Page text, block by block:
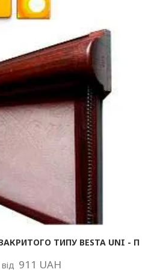
ТИПУ BESTA UNI - П
від 911 UAH